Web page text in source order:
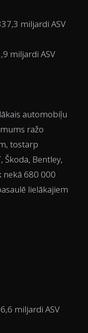
miljardi ASV
miljardi ASV
automobiļu
ražo
tostarp
Škoda, Bentley,
nekā 680 000
lielākajiem
miljardi ASV